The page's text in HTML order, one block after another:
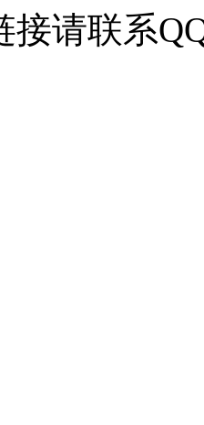
接请联系